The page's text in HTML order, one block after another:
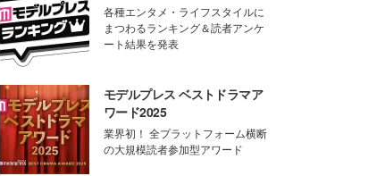
各種エンタメ・ライフスタイルに
まつわるランキング＆読者アンケ
ート結果を発表
モデルプレス ベストドラマア
ワード2025
業界初！ 全プラットフォーム横断
の大規模読者参加型アワード